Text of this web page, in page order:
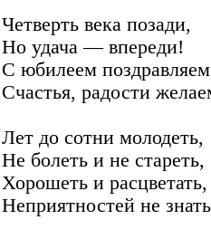
Четверть века позади,
Но удача — впереди!
С юбилеем
Счастья, радости
Лет до сотни молодеть,
Не болеть и не стареть,
Хорошеть и расцветать,
Неприятностей не